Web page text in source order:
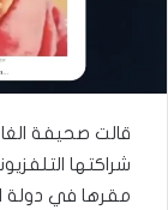
قالت صحيفة
شراكتها
مقرها في دولة